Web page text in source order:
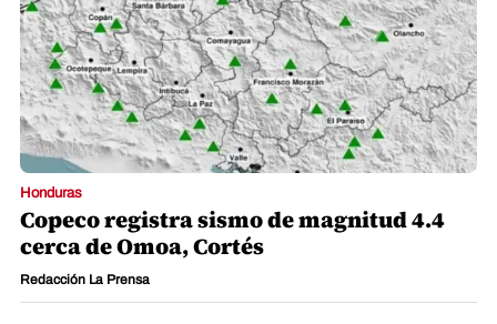
Honduras
Copeco registra sismo de magnitud 4.4
cerca de Omoa, Cortés
Redacción La Prensa